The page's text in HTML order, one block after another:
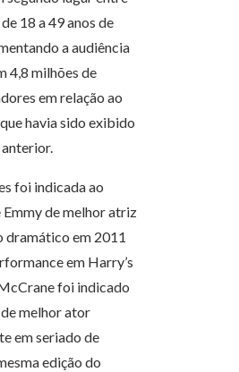
18 a 49 anos de
a audiência
4,8 milhões de
em relação ao
havia sido exibido
foi indicada ao
de melhor atriz
dramático em 2011
em Harry’s
foi indicado
melhor ator
em seriado de
edição do